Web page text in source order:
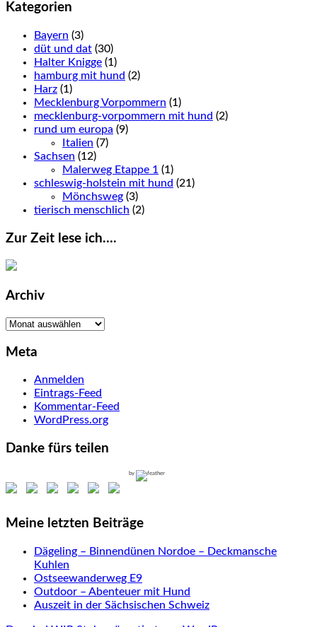
Kategorien
Bayern (3)
düt und dat (30)
Halter Knigge (1)
hamburg mit hund (2)
Harz (1)
Mecklenburg Vorpommern (1)
mecklenburg-vorpommern mit hund (2)
rund um europa (9)
Italien (7)
Sachsen (12)
Malerweg Etappe 1 (1)
schleswig-holstein mit hund (21)
Mönchsweg (3)
tierisch menschlich (2)
Zur Zeit lese ich….
Archiv
Archiv
Meta
Anmelden
Eintrags-Feed
Kommentar-Feed
WordPress.org
Danke fürs teilen
by
Meine letzten Beiträge
Dägeling – Binnendünen Nordoe – Deckmansche
Kuhlen
Ostseewanderweg E9
Outdoor – Abenteuer mit Hund
Auszeit in der Sächsischen Schweiz